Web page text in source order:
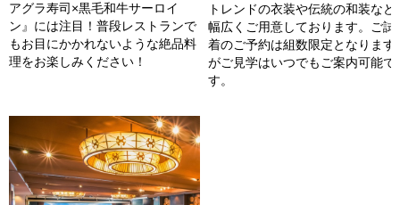
アグラ寿司×黒毛和牛サーロイ
ン』には注目！普段レストランで
もお目にかかれないような絶品料
理をお楽しみください！
トレンドの衣装や伝統の和装など
幅広くご用意しております。ご試
着のご予約は組数限定となります
がご見学はいつでもご案内可能で
す。